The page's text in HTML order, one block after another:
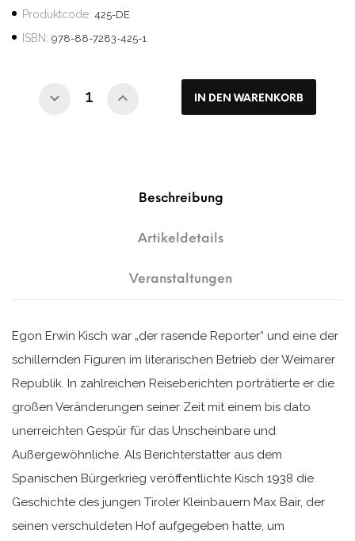
Produktcode: 425-DE
ISBN: 978-88-7283-425-1
IN DEN WARENKORB
Beschreibung
Artikeldetails
Veranstaltungen
Egon Erwin Kisch war „der rasende Reporter“ und eine der
schillernden Figuren im literarischen Betrieb der Weimarer
Republik. In zahlreichen Reiseberichten porträtierte er die
großen Veränderungen seiner Zeit mit einem bis dato
unerreichten Gespür für das Unscheinbare und
Außergewöhnliche. Als Berichterstatter aus dem
Spanischen Bürgerkrieg veröffentlichte Kisch 1938 die
Geschichte des jungen Tiroler Kleinbauern Max Bair, der
seinen verschuldeten Hof aufgegeben hatte, um